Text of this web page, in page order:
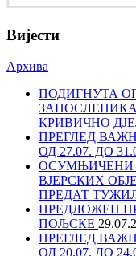
Вијести
Архива
ПОДИГНУТА
КРИВИЧНО
ПРЕГЛЕД
ОД 27.07. ДО
ОСУМЊИЧЕНИ
ВЈЕРСКИХ
ПРЕДАТ
ПРЕДЛОЖЕН
ПОЉСКЕ
ПРЕГЛЕД
ОД 20.07. ДО